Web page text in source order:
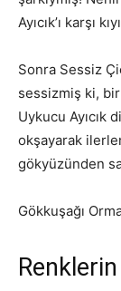
Ayıcık’ı karşı
Sonra Sessiz
sessizmiş ki, bir
Uykucu Ayıcık
okşayarak
gökyüzünden
Gökkuşağı